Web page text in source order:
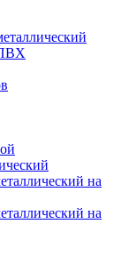
на
на